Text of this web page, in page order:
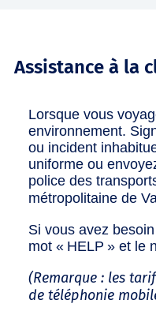
Assistance à la
Lorsque vous
environnement.
ou incident
uniforme ou
police des
métropolitaine de
Si vous avez
mot « HELP » et le
(Remarque : les
de téléphonie